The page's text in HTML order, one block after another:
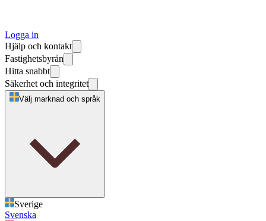
Logga in
Hjälp och kontakt
Fastighetsbyrån
Hitta snabbt
Säkerhet och integritet
Välj marknad och språk
Sverige
Svenska